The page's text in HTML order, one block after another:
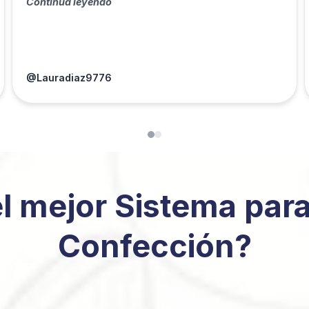
@Lauradiaz9776
mejor Sistema
Confección?